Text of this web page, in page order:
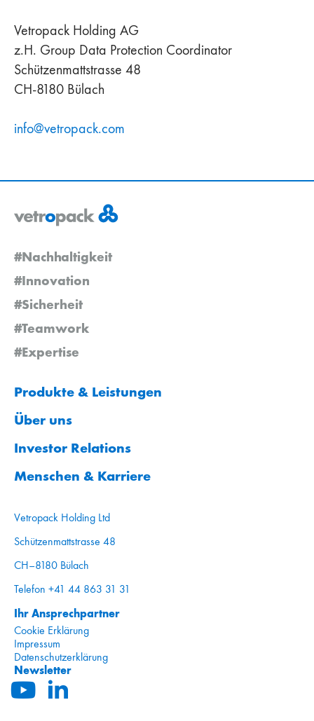
Vetropack Holding AG
z.H. Group Data Protection Coordinator
Schützenmattstrasse 48
CH-8180 Bülach
info@vetropack.com
#Nachhaltigkeit
#Innovation
#Sicherheit
#Teamwork
#Expertise
Produkte & Leistungen
Über uns
Investor Relations
Menschen & Karriere
Vetropack Holding Ltd
Schützenmattstrasse 48
CH–8180 Bülach
Telefon +41 44 863 31 31
Ihr Ansprechpartner
Cookie Erklärung
Impressum
Datenschutzerklärung
Newsletter